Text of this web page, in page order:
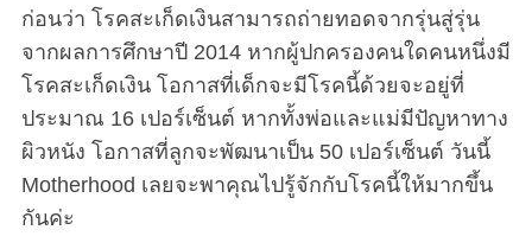
ก่อนว่า โรคสะเก็ดเงินสามารถถ่ายทอดจากรุ่นสู่รุ่น
จากผลการศึกษาปี 2014 หากผู้ปกครองคนใดคนหนึ่งมี
โรคสะเก็ดเงิน โอกาสที่เด็กจะมีโรคนี้ด้วยจะอยู่ที่
ประมาณ 16 เปอร์เซ็นต์ หากทั้งพ่อและแม่มีปัญหาทาง
ผิวหนัง โอกาสที่ลูกจะพัฒนาเป็น 50 เปอร์เซ็นต์ วันนี้
Motherhood เลยจะพาคุณไปรู้จักกับโรคนี้ให้มากขึ้น
กันค่ะ